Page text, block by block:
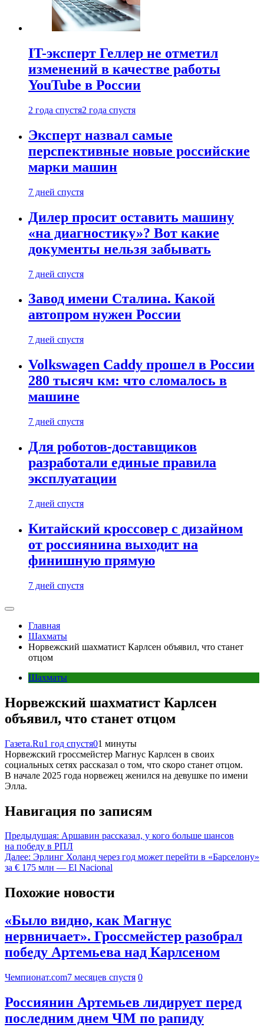
IT-эксперт Геллер не отметил
изменений в качестве работы
YouTube в России
2 года спустя2 года спустя
Эксперт назвал самые
перспективные новые российские
марки машин
7 дней спустя
Дилер просит оставить машину
«на диагностику»? Вот какие
документы нельзя забывать
7 дней спустя
Завод имени Сталина. Какой
автопром нужен России
7 дней спустя
Volkswagen Caddy прошел в России
280 тысяч км: что сломалось в
машине
7 дней спустя
Для роботов-доставщиков
разработали единые правила
эксплуатации
7 дней спустя
Китайский кроссовер с дизайном
от россиянина выходит на
финишную прямую
7 дней спустя
Главная
Шахматы
Норвежский шахматист Карлсен объявил, что станет
отцом
Шахматы
Норвежский шахматист Карлсен
объявил, что станет отцом
Газета.Ru1 год спустя01 минуты
Норвежский гроссмейстер Магнус Карлсен в своих
социальных сетях рассказал о том, что скоро станет отцом.
В начале 2025 года норвежец женился на девушке по имени
Элла.
Навигация по записям
Предыдущая: Аршавин рассказал, у кого больше шансов
на победу в РПЛ
Далее: Эрлинг Холанд через год может перейти в «Барселону»
за € 175 млн — El Nacional
Похожие новости
«Было видно, как Магнус
нервничает». Гроссмейстер разобрал
победу Артемьева над Карлсеном
Чемпионат.com7 месяцев спустя 0
Россиянин Артемьев лидирует перед
последним днем ЧМ по рапиду